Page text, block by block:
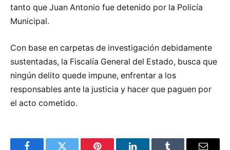
tanto que Juan Antonio fue detenido por la Policía
Municipal.
Con base en carpetas de investigación debidamente
sustentadas, la Fiscalía General del Estado, busca que
ningún delito quede impune, enfrentar a los
responsables ante la justicia y hacer que paguen por
el acto cometido.